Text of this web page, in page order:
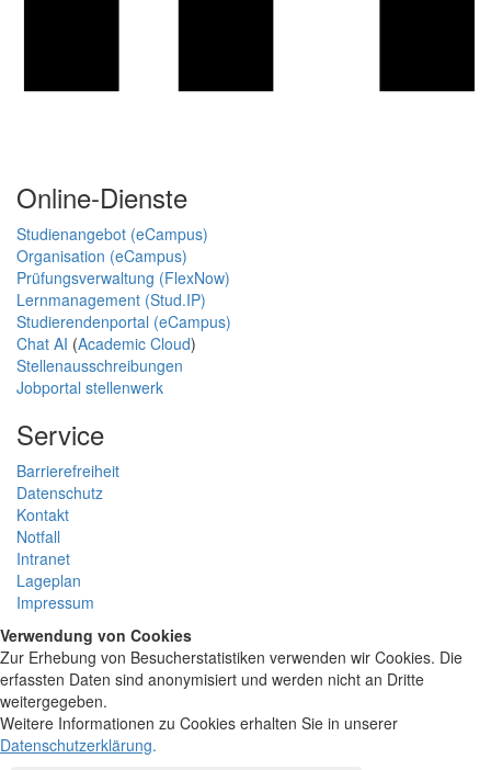
Online-Dienste
Studienangebot (eCampus)
Organisation (eCampus)
Prüfungsverwaltung (FlexNow)
Lernmanagement (Stud.IP)
Studierendenportal (eCampus)
Chat AI (Academic Cloud)
Stellenausschreibungen
Jobportal stellenwerk
Service
Barrierefreiheit
Datenschutz
Kontakt
Notfall
Intranet
Lageplan
Impressum
Verwendung von Cookies
Zur Erhebung von Besucherstatistiken verwenden wir Cookies. Die
erfassten Daten sind anonymisiert und werden nicht an Dritte
weitergegeben.
Weitere Informationen zu Cookies erhalten Sie in unserer
Datenschutzerklärung.